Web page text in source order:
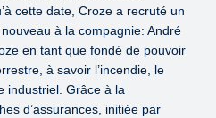
cette date, Croze a recruté un
à la compagnie: André
en tant que fondé de pouvoir
à savoir l’incendie, le
industriel. Grâce à la
d’assurances, initiée par